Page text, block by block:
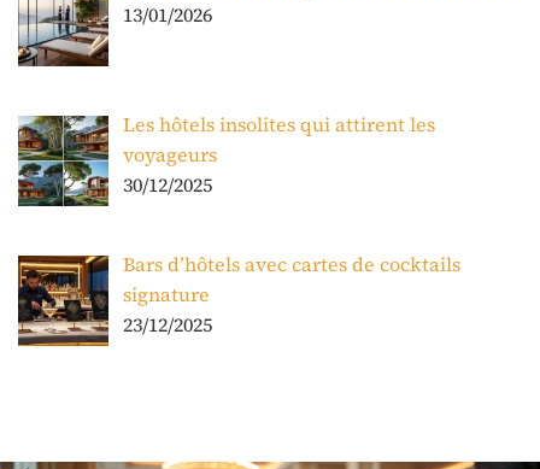
13/01/2026
Les hôtels insolites qui attirent les
voyageurs
30/12/2025
Bars d’hôtels avec cartes de cocktails
signature
23/12/2025